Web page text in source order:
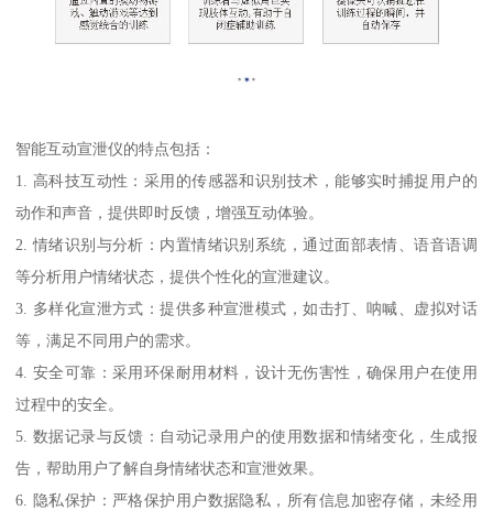
智能互动宣泄仪的特点包括：
1. 高科技互动性：采用的传感器和识别技术，能够实时捕捉用户的
动作和声音，提供即时反馈，增强互动体验。
2. 情绪识别与分析：内置情绪识别系统，通过面部表情、语音语调
等分析用户情绪状态，提供个性化的宣泄建议。
3. 多样化宣泄方式：提供多种宣泄模式，如击打、呐喊、虚拟对话
等，满足不同用户的需求。
4. 安全可靠：采用环保耐用材料，设计无伤害性，确保用户在使用
过程中的安全。
5. 数据记录与反馈：自动记录用户的使用数据和情绪变化，生成报
告，帮助用户了解自身情绪状态和宣泄效果。
6. 隐私保护：严格保护用户数据隐私，所有信息加密存储，未经用